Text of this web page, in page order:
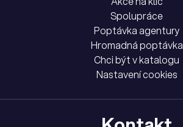
Spolupráce
Poptávka agentury
Hromadná poptávka
Chci být v katalogu
Nastavení cookies